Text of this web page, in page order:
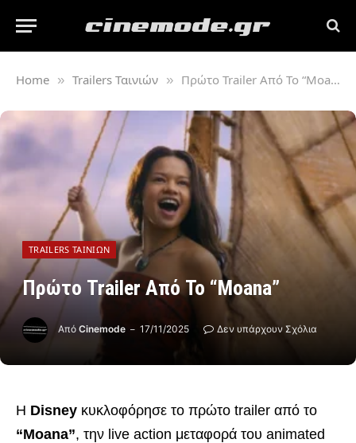
Home » Trailers Ταινιών » Πρώτο Trailer Από Το “Moana”
TRAILERS ΤΑΙΝΙΏΝ
Πρώτο Trailer Από Το “Moana”
Από Cinemode 17/11/2025 Δεν υπάρχουν Σχόλια
Η Disney κυκλοφόρησε το πρώτο trailer από το
“Moana”, την live action μεταφορά του animated